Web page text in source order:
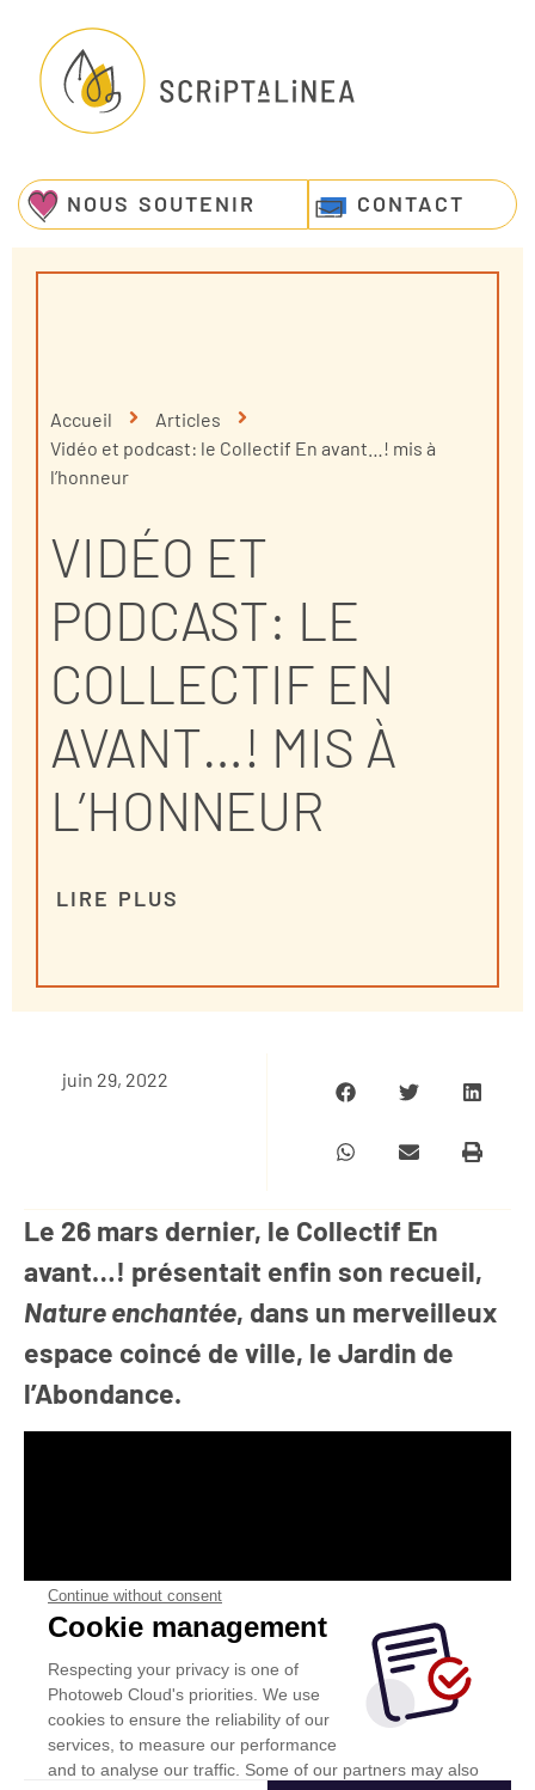
NOUS SOUTENIR CONTACT
Accueil
Articles
Vidéo et podcast: le Collectif En avant…! mis à
l’honneur
VIDÉO ET
PODCAST: LE
COLLECTIF EN
AVANT…! MIS À
L’HONNEUR
LIRE PLUS
juin 29, 2022
Le 26 mars dernier, le Collectif En
avant…! présentait enfin son recueil,
Nature enchantée, dans un merveilleux
espace coincé de ville, le Jardin de
l’Abondance.